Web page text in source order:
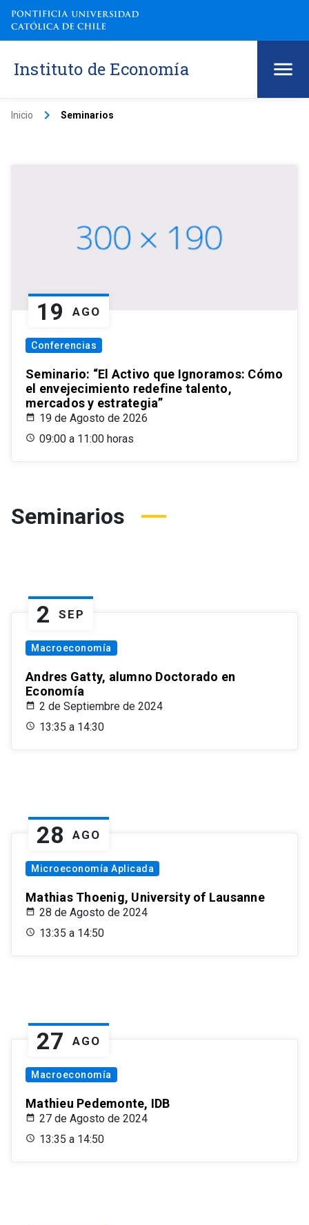
Instituto de Economía
Inicio keyboard_arrow_right Seminarios
19 AGO
Conferencias
Seminario: “El Activo que Ignoramos: Cómo
el envejecimiento redefine talento,
mercados y estrategia”
19 de Agosto de 2026
09:00 a 11:00 horas
Seminarios
2 SEP
Macroeconomía
Andres Gatty, alumno Doctorado en
Economía
2 de Septiembre de 2024
13:35 a 14:30
28 AGO
Microeconomía Aplicada
Mathias Thoenig, University of Lausanne
28 de Agosto de 2024
13:35 a 14:50
27 AGO
Macroeconomía
Mathieu Pedemonte, IDB
27 de Agosto de 2024
13:35 a 14:50